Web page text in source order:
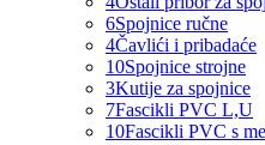
6Spojnice ručne
4Čavlići i pribadaće
10Spojnice strojne
3Kutije za spojnice
7Fascikli PVC L,U
10Fascikli PVC s